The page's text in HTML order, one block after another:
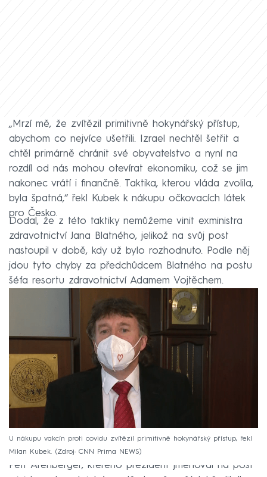
„Mrzí mě, že zvítězil primitivně hokynářský přístup,
abychom co nejvíce ušetřili. Izrael nechtěl šetřit a
chtěl primárně chránit své obyvatelstvo a nyní na
rozdíl od nás mohou otevírat ekonomiku, což se jim
nakonec vrátí i finančně. Taktika, kterou vláda zvolila,
byla špatná,“ řekl Kubek k nákupu očkovacích látek
pro Česko.
Dodal, že z této taktiky nemůžeme vinit exministra
zdravotnictví Jana Blatného, jelikož na svůj post
nastoupil v době, kdy už bylo rozhodnuto. Podle něj
jdou tyto chyby za předchůdcem Blatného na postu
šéfa resortu zdravotnictví Adamem Vojtěchem.
U nákupu vakcín proti covidu zvítězil primitivně hokynářský přístup, řekl
Milan Kubek.
Zdroj: CNN Prima NEWS
Petr Arenberger, kterého prezident jmenoval na post